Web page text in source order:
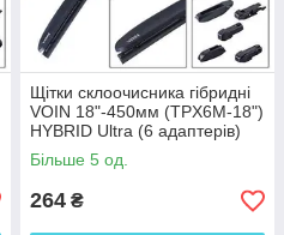
Щітки склоочисника гібридні
VOIN 18"-450мм (TPX6M-18")
HYBRID Ultra (6 адаптерів)
Більше 5 од.
264 ₴